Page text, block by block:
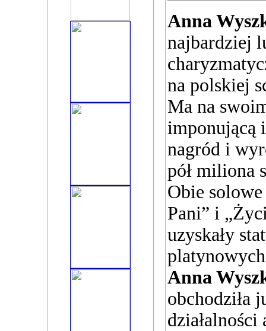
Anna
najbardziej
na polskiej
Ma na
imponującą
nagród i
pół miliona
Obie
Pani” i
uzyskały
Anna
obchodziła